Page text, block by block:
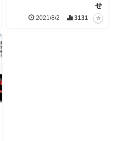
せ
2021/8/2 3131